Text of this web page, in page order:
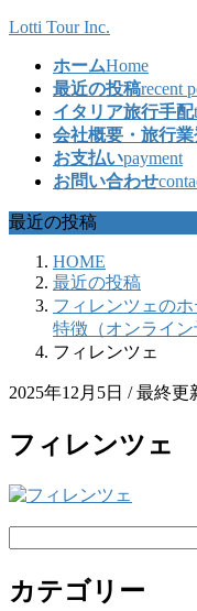
コ
ッ
プ
ナ
移
動
Lotti Tour Inc.
ホームHome
最近の投稿recent
イタリア旅行手配
会社概要・旅行
お支払いpayment
お問い合わせ
最近の投稿
HOME
最近の投稿
フィレンツェの
特徴（オンライン
フィレンツェ
2025年12月5日 / 最終更
フィレンツェ
カテゴリー